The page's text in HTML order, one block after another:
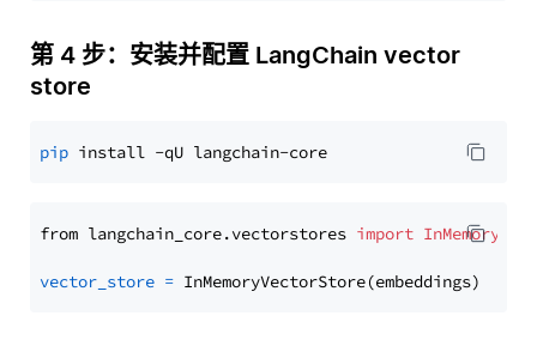
第 4 步：安装并配置 LangChain vector
store
pip
from langchain_core.vectorstores import
vector_store =